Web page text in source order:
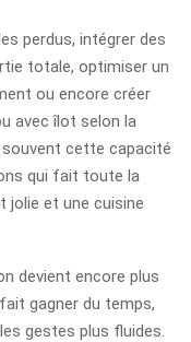
perdus, intégrer des
totale, optimiser un
ou encore créer
avec îlot selon la
cette capacité
qui fait toute la
jolie et une cuisine
devient encore plus
gagner du temps,
gestes plus fluides.